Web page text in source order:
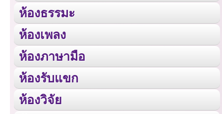
ห้องธรรมะ
ห้องเพลง
ห้องภาษามือ
ห้องรับแขก
ห้องวิจัย